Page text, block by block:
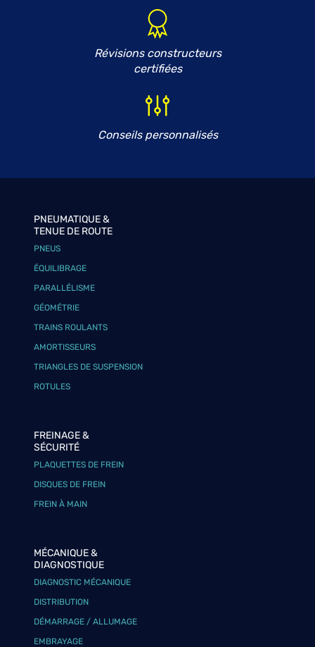
Révisions constructeurs
certifiées
Conseils personnalisés
PNEUMATIQUE &
TENUE DE ROUTE
PNEUS
ÉQUILIBRAGE
PARALLÉLISME
GÉOMÉTRIE
TRAINS ROULANTS
AMORTISSEURS
TRIANGLES DE SUSPENSION
ROTULES
FREINAGE &
SÉCURITÉ
PLAQUETTES DE FREIN
DISQUES DE FREIN
FREIN À MAIN
MÉCANIQUE &
DIAGNOSTIQUE
DIAGNOSTIC MÉCANIQUE
DISTRIBUTION
DÉMARRAGE / ALLUMAGE
EMBRAYAGE